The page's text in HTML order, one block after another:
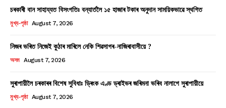
চৰকাৰী বান সাহায্যত বিসংগতিঃ বন্যাৰ্তলৈ ১৫ হাজাৰ টকাৰ অনুদান সাময়িকভাৱে স্থগিত
মুখ্য-পৃষ্ঠা August 7, 2026
নিজৰ ভৰিত নিজেই কুঠাৰ মাৰিলে নেকি শিৱসাগৰ-নাজিৰাবাসীয়ে ?
অসম August 7, 2026
সুৰাপায়ীলৈ চৰকাৰৰ বিশেষ সুবিধাঃ ড্ৰিংক এণ্ড ড্ৰাইভৰ জৰিমনা ভৰিব নালাগে সুৰাপায়ীয়ে
মুখ্য-পৃষ্ঠা August 7, 2026